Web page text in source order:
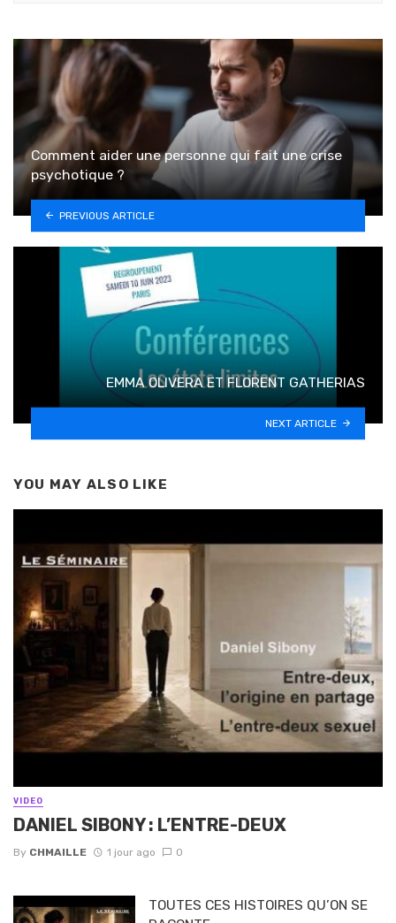
Comment aider une personne qui fait une crise
psychotique ?
PREVIOUS ARTICLE
EMMA OLIVERA ET FLORENT GATHERIAS
NEXT ARTICLE
YOU MAY ALSO LIKE
VIDEO
DANIEL SIBONY : L’ENTRE-DEUX
By CHMAILLE 1 jour ago 0
TOUTES CES HISTOIRES QU’ON SE